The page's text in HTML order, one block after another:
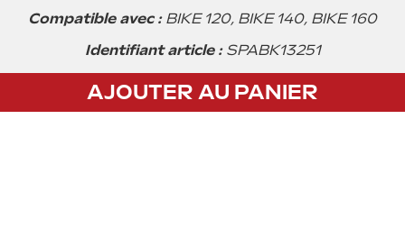
Compatible avec :BIKE 120, BIKE 140, BIKE 160
Identifiant article :SPABK13251
AJOUTER AU PANIER